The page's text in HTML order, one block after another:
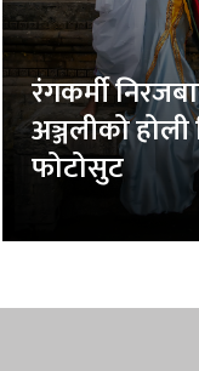
रंगकर्मी
अञ्जलीको
फोटोसुट